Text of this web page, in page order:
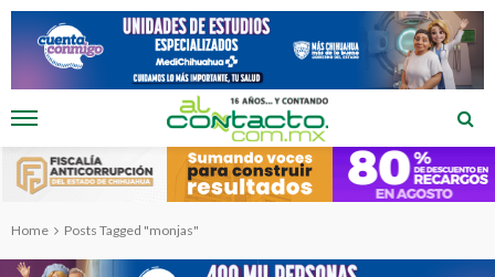
Home Posts Tagged "monjas"